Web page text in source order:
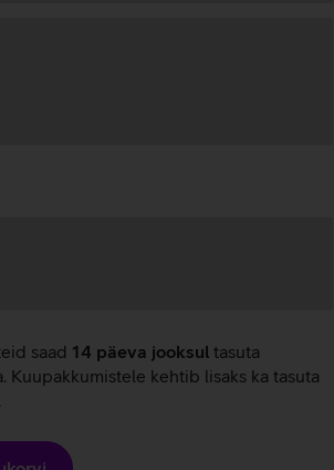
saad 14 päeva jooksul tasuta
Kuupakkumistele kehtib lisaks ka tasuta